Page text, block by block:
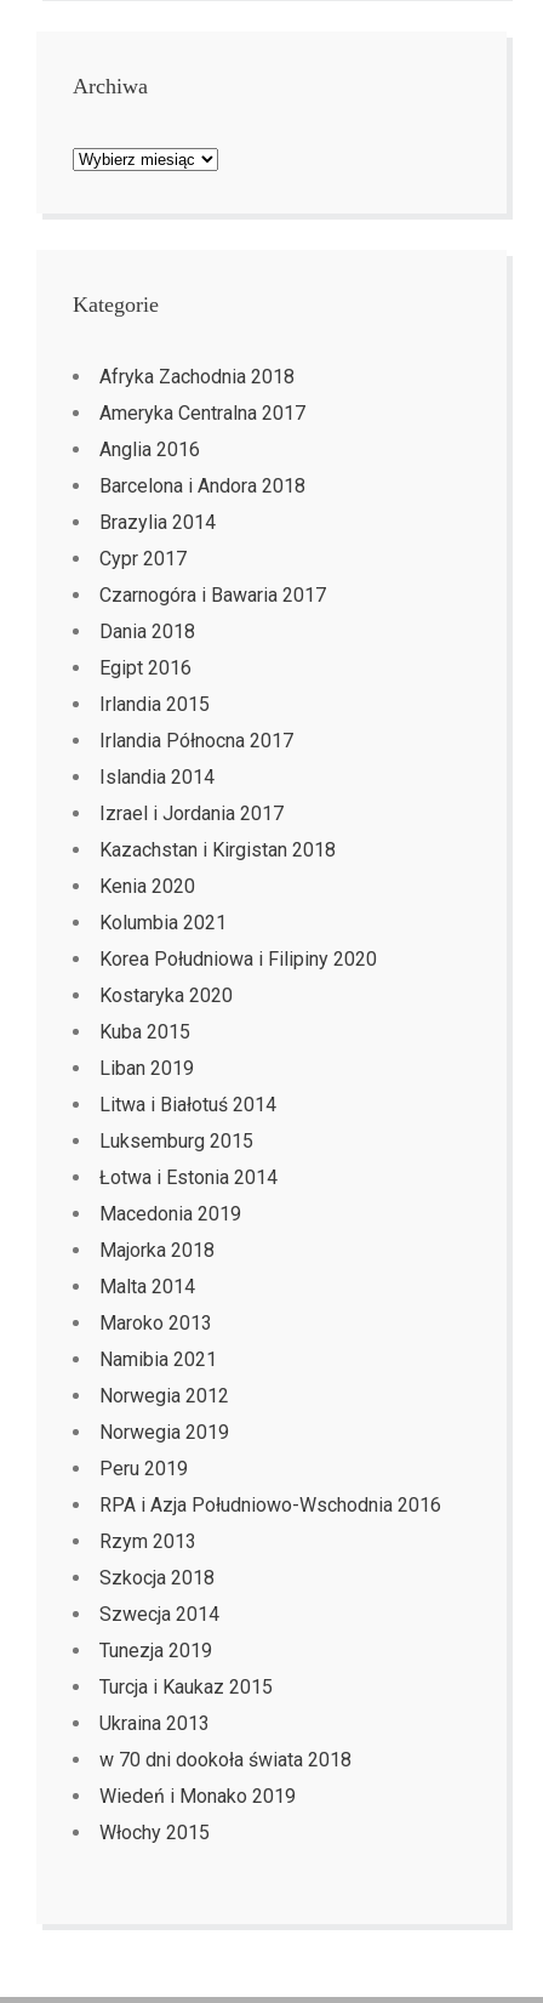
Archiwa
Archiwa
Kategorie
Afryka Zachodnia 2018
Ameryka Centralna 2017
Anglia 2016
Barcelona i Andora 2018
Brazylia 2014
Cypr 2017
Czarnogóra i Bawaria 2017
Dania 2018
Egipt 2016
Irlandia 2015
Irlandia Północna 2017
Islandia 2014
Izrael i Jordania 2017
Kazachstan i Kirgistan 2018
Kenia 2020
Kolumbia 2021
Korea Południowa i Filipiny 2020
Kostaryka 2020
Kuba 2015
Liban 2019
Litwa i Białotuś 2014
Luksemburg 2015
Łotwa i Estonia 2014
Macedonia 2019
Majorka 2018
Malta 2014
Maroko 2013
Namibia 2021
Norwegia 2012
Norwegia 2019
Peru 2019
RPA i Azja Południowo-Wschodnia 2016
Rzym 2013
Szkocja 2018
Szwecja 2014
Tunezja 2019
Turcja i Kaukaz 2015
Ukraina 2013
w 70 dni dookoła świata 2018
Wiedeń i Monako 2019
Włochy 2015